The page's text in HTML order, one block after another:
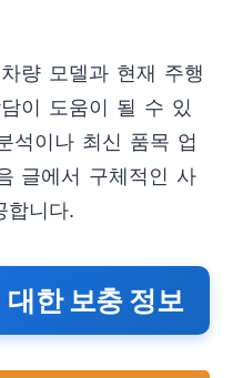
량 모델과 현재 주행
이 도움이 될 수 있
석이나 최신 품목 업
글에서 구체적인 사
합니다.
한 보충 정보